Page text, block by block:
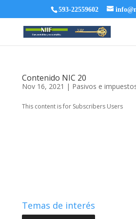
593-22559602
Contenido NIC 20
Nov 16, 2021 | Pasivos e
This content is for Subscribers Users
Temas de interés